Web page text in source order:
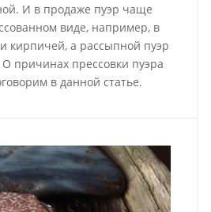
И в продаже пуэр чаще
виде, например, в
кирпичей, а рассыпной пуэр
причинах прессовки пуэра
в данной статье.